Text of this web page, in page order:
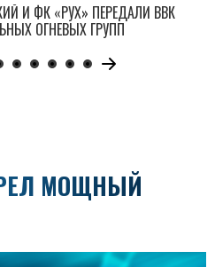
МОЩНЫЙ
И ФК «РУХ» ПЕРЕДАЛИ ВВК
ОГНЕВЫХ ГРУПП